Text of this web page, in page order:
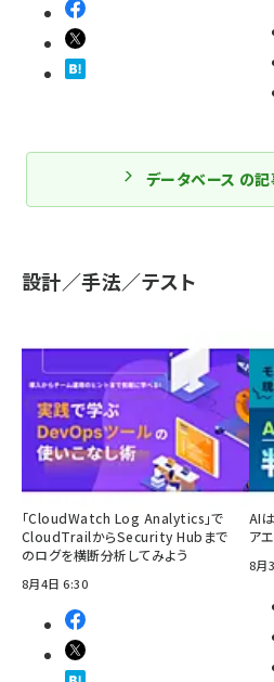
データベース の
設計／手法／テスト
「CloudWatch Log Analytics」で
CloudTrailからSecurity Hubまで
のログを横断分析してみよう
8月4日 6:30
AI
ア
8月